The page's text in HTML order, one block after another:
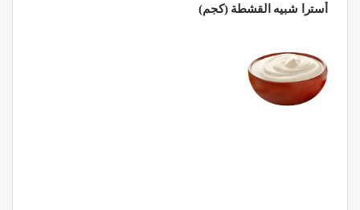
أسترا شبيه القشطة (كجم)